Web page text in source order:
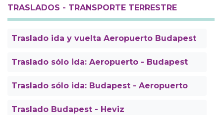
TRASLADOS - TRANSPORTE TERRESTRE
Traslado ida y vuelta Aeropuerto Budapest
Traslado sólo ida: Aeropuerto - Budapest
Traslado sólo ida: Budapest - Aeropuerto
Traslado Budapest - Heviz